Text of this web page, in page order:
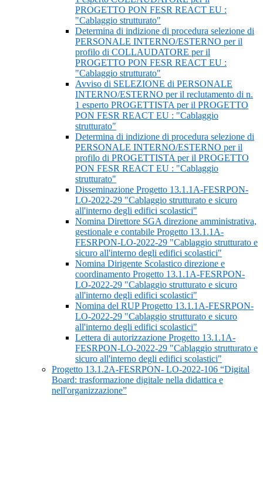
PROGETTO PON FESR REACT EU :
"Cablaggio strutturato"
Determina di indizione di procedura selezione di
PERSONALE INTERNO/ESTERNO per il
profilo di COLLAUDATORE per il
PROGETTO PON FESR REACT EU :
"Cablaggio strutturato"
Avviso di SELEZIONE di PERSONALE
INTERNO/ESTERNO per il reclutamento di n.
1 esperto PROGETTISTA per il PROGETTO
PON FESR REACT EU : "Cablaggio
strutturato"
Determina di indizione di procedura selezione di
PERSONALE INTERNO/ESTERNO per il
profilo di PROGETTISTA per il PROGETTO
PON FESR REACT EU : "Cablaggio
strutturato"
Disseminazione Progetto 13.1.1A-FESRPON-
LO-2022-29 "Cablaggio strutturato e sicuro
all'interno degli edifici scolastici"
Nomina Direttore SGA direzione amministrativa,
gestionale e contabile Progetto 13.1.1A-
FESRPON-LO-2022-29 "Cablaggio strutturato e
sicuro all'interno degli edifici scolastici"
Nomina Dirigente Scolastico direzione e
coordinamento Progetto 13.1.1A-FESRPON-
LO-2022-29 "Cablaggio strutturato e sicuro
all'interno degli edifici scolastici"
Nomina del RUP Progetto 13.1.1A-FESRPON-
LO-2022-29 "Cablaggio strutturato e sicuro
all'interno degli edifici scolastici"
Lettera di autorizzazione Progetto 13.1.1A-
FESRPON-LO-2022-29 "Cablaggio strutturato e
sicuro all'interno degli edifici scolastici"
Progetto 13.1.2A-FESRPON- LO-2022-106 “Digital
Board: trasformazione digitale nella didattica e
nell'organizzazione”